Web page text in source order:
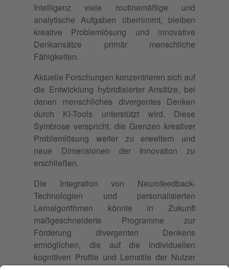
Intelligenz viele routinemäßige und
analytische Aufgaben übernimmt, bleiben
kreative Problemlösung und innovative
Denkansätze primär menschliche
Fähigkeiten.
Aktuelle Forschungen konzentrieren sich auf
die Entwicklung hybridisierter Ansätze, bei
denen menschliches divergentes Denken
durch KI-Tools unterstützt wird. Diese
Symbiose verspricht, die Grenzen kreativer
Problemlösung weiter zu erweitern und
neue Dimensionen der Innovation zu
erschließen.
Die Integration von Neurofeedback-
Technologien und personalisierten
Lernalgorithmen könnte in Zukunft
maßgeschneiderte Programme zur
Förderung divergenten Denkens
ermöglichen, die auf die individuellen
kognitiven Profile und Lernstile der Nutzer